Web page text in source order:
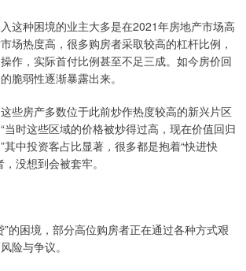
这种困境的业主大多是在2021年房地产市场高
场热度高，很多购房者采取较高的杠杆比例，
作，实际首付比例甚至不足三成。如今房价回
脆弱性逐渐暴露出来。
些房产多数位于此前炒作热度较高的新兴片区
当时这些区域的价格被炒得过高，现在价值回归
其中投资客占比显著，很多都是抱着“快进快
没想到会被套牢。
”的困境，部分高位购房者正在通过各种方式艰
险与争议。